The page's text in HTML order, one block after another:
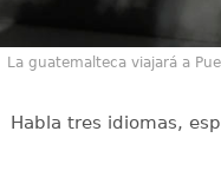
La guatemalteca viajará a
Habla tres idiomas,